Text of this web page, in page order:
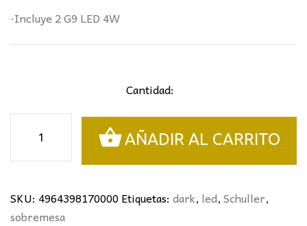
·Incluye 2 G9 LED 4W
Cantidad:
DARK
2L.
SCHULLER
cantidad
AÑADIR AL CARRITO
SKU: 4964398170000Etiquetas: dark, led,Schuller,
sobremesa